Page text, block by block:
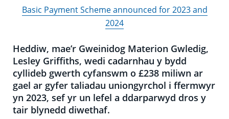
Basic Payment Scheme announced for 2023 and
2024
Heddiw, mae’r Gweinidog Materion Gwledig,
Lesley Griffiths, wedi cadarnhau y bydd
cyllideb gwerth cyfanswm o £238 miliwn ar
gael ar gyfer taliadau uniongyrchol i ffermwyr
yn 2023, sef yr un lefel a ddarparwyd dros y
tair blynedd diwethaf.